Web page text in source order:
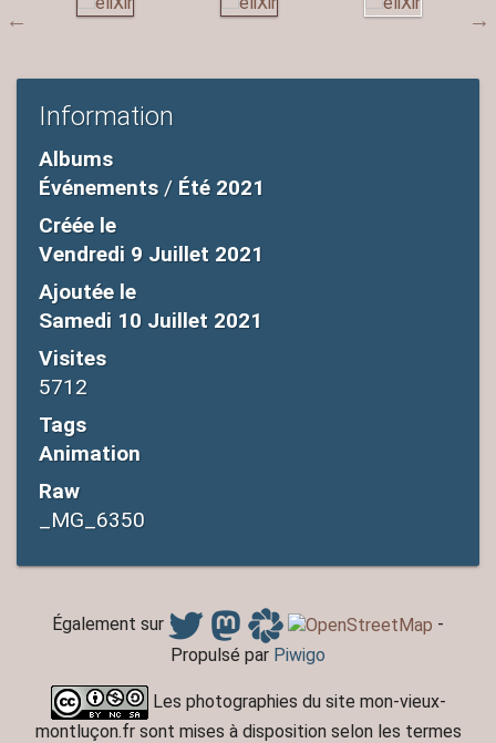
Information
Albums
Événements / Été 2021
Créée le
Vendredi 9 Juillet 2021
Ajoutée le
Samedi 10 Juillet 2021
Visites
5712
Tags
Animation
Raw
_MG_6350
Également sur
-
Propulsé par Piwigo
Les photographies du site mon-vieux-
montluçon.fr sont mises à disposition selon les termes